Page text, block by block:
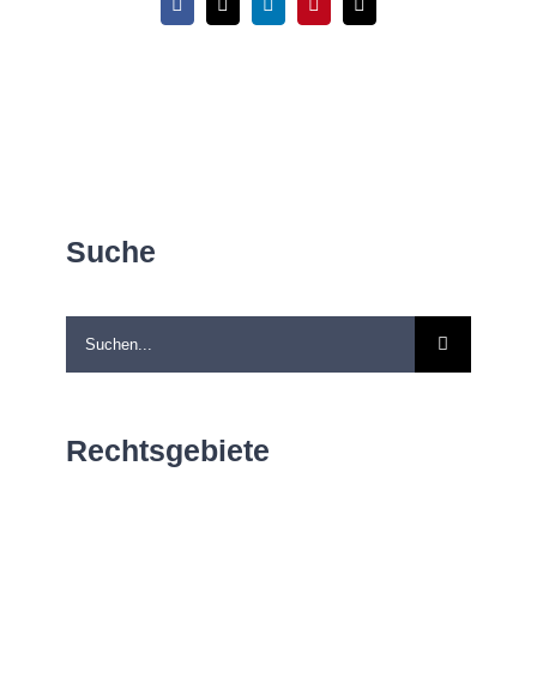
Facebook
X LinkedInPinterest
E-
Mail
Suche
Suche
nach:
Rechtsgebiete